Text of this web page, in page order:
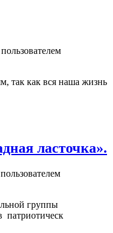
так как вся наша жизнь
ласточка».
группы
патриотическ